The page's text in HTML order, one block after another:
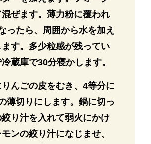
ぜます。薄力粉に覆われ
ったら、周囲から水を加え
す。多少粒感が残ってい
蔵庫で30分寝かします。
んごの皮をむき、4等分に
薄切りにします。鍋に切っ
り汁を入れて弱火にかけ
ンの絞り汁になじませ、